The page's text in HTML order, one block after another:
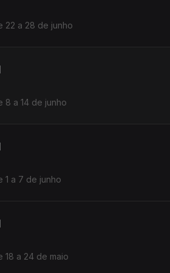
22 a 28 de junho
8 a 14 de junho
1 a 7 de junho
18 a 24 de maio